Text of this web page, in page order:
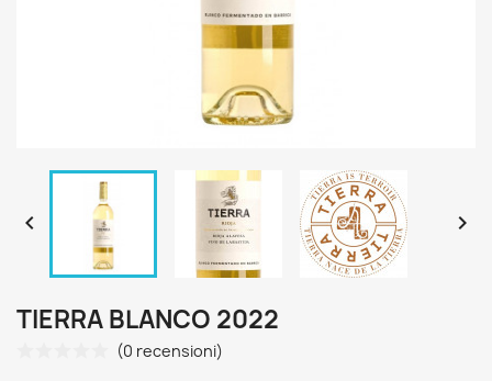
 
TIERRA BLANCO 2022
(0 recensioni)